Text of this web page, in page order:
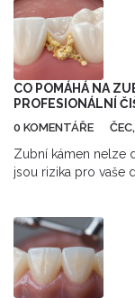
CO POMÁHÁ NA
PROFESIONÁLNÍ
0 KOMENTÁŘE
Zubní kámen nelze
jsou rizika pro vaše